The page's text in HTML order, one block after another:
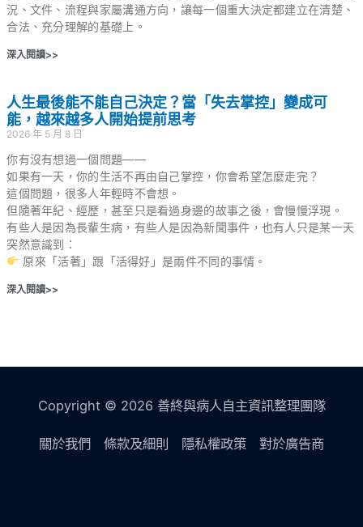
況、文件、流程與家屬溝通方向，讓每一個重大決定都建立在清楚、
合法、充分理解的基礎上。
深入閱讀>>
人生最後能不能自己決定？當「失去掌控」變成可
能，越來越多人開始提前思考
2026 年 5 月 8 日
你有沒有想過一個問題——
如果有一天，你的生活不再由自己掌控，你會希望怎麼走完？
這個問題，很多人年輕時不會想。
但隨著年紀、經歷，甚至只是看過身邊的故事之後，會慢慢浮現。
有些人是因為長輩生病，有些人是因為新聞事件，也有人只是某一天
突然意識到：
原來「活著」跟「活得好」是兩件不同的事情。
深入閱讀>>
Copyright © 2026 善終與病人自主資訊整理團隊
關於我們 條款及細則 隱私權政策 對於廣告商